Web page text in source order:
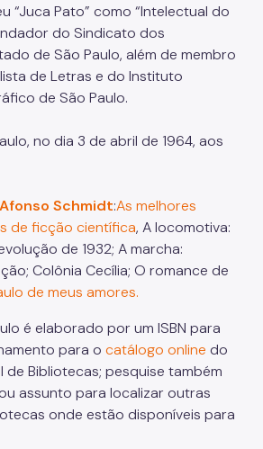
“Juca Pato” como “Intelectual do
do Sindicato dos
de São Paulo, além de membro
de Letras e do Instituto
de São Paulo.
no dia 3 de abril de 1964, aos
Afonso Schmidt:As melhores
de ficção científica, A locomotiva:
de 1932; A marcha:
Colônia Cecília; O romance de
de meus amores.
é elaborado por um ISBN para
para o catálogo online do
de Bibliotecas; pesquise também
assunto para localizar outras
onde estão disponíveis para